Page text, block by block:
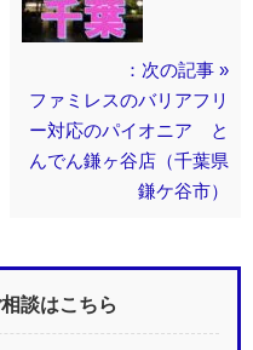
：次の記事 »
ファミレスのバリアフリ
ー対応のパイオニア と
んでん鎌ヶ谷店（千葉県
鎌ケ谷市）
談はこちら